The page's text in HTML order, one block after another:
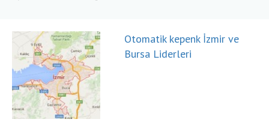
Otomatik kepenk İzmir ve
Bursa Liderleri